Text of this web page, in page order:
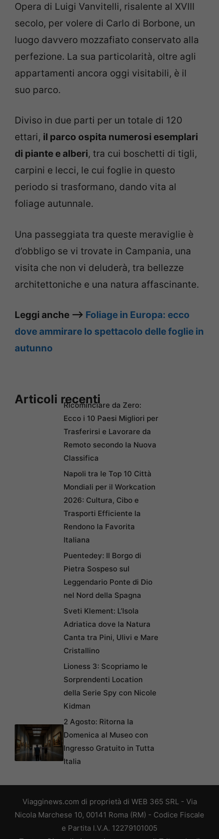
Opera di Luigi Vanvitelli, risalente al XVIII
secolo, per volere di Carlo di Borbone, un
luogo davvero mozzafiato conservato alla
perfezione. La sua particolarità, oltre agli
appartamenti ancora oggi visitabili, è il
suo parco.
Diviso in due parti per un totale di 120
ettari, il parco ospita numerosi esemplari
di piante e alberi, tra cui boschetti di tigli,
carpini e lecci, le cui foglie in questo
periodo si trasformano, dando vita al
foliage autunnale.
Una passeggiata tra queste meraviglie è
d’obbligo se vi trovate in Campania, una
visita che non vi deluderà, tra bellezze
architettoniche e una natura affascinante.
Leggi anche –> Foliage in Europa: ecco
dove ammirare lo spettacolo delle foglie in
autunno
Articoli recentiRicominciare da Zero:
Ecco i 10 Paesi Migliori per
Trasferirsi e Lavorare da
Remoto secondo la Nuova
Classifica
Napoli tra le Top 10 Città
Mondiali per il Workcation
2026: Cultura, Cibo e
Trasporti Efficiente la
Rendono la Favorita
Italiana
Puentedey: Il Borgo di
Pietra Sospeso sul
Leggendario Ponte di Dio
nel Nord della Spagna
Sveti Klement: L’Isola
Adriatica dove la Natura
Canta tra Pini, Ulivi e Mare
Cristallino
Lioness 3: Scopriamo le
Sorprendenti Location
della Serie Spy con Nicole
Kidman
2 Agosto: Ritorna la
Domenica al Museo con
Ingresso Gratuito in Tutta
Italia
Viagginews.com di proprietà di WEB 365 SRL - Via
Nicola Marchese 10, 00141 Roma (RM) - Codice Fiscale
e Partita I.V.A. 12279101005